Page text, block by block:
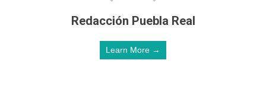
Redacción Puebla Real
Learn More →